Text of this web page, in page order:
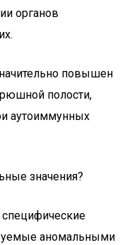
органов
повышен
полости,
аутоиммунных
значения?
аномальными